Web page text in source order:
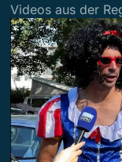
Videos aus der